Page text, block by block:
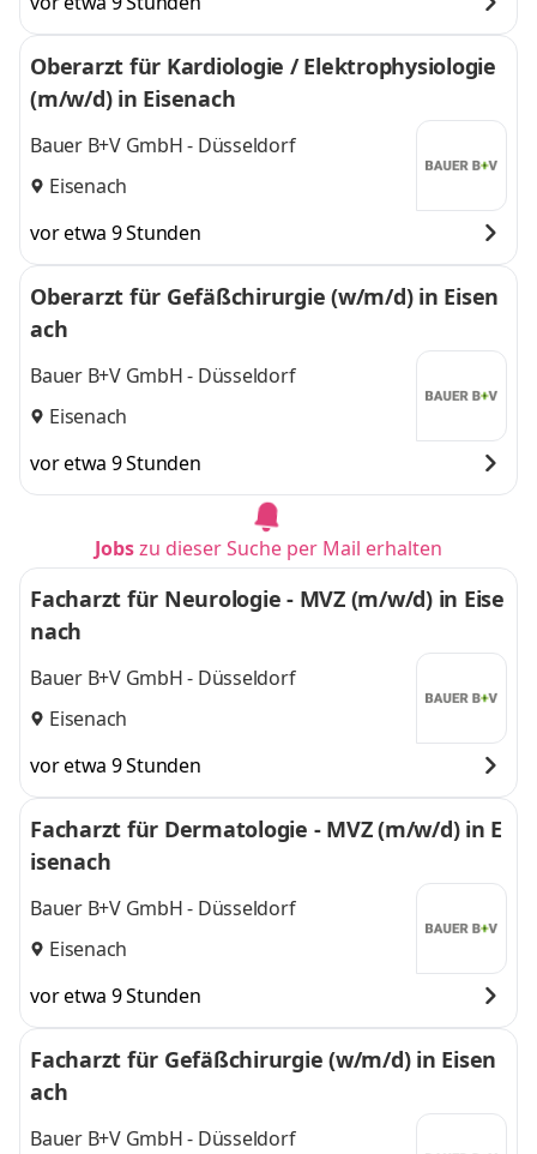
Oberarzt für Kardiologie / Elektrophysiologie
(m/w/d) in Eisenach
Bauer B+V GmbH - Düsseldorf
Eisenach
vor etwa 9 Stunden
Oberarzt für Gefäßchirurgie (w/m/d) in Eisen
ach
Bauer B+V GmbH - Düsseldorf
Eisenach
vor etwa 9 Stunden
Jobszu dieser Suche per Mail erhalten
Facharzt für Neurologie - MVZ (m/w/d) in Eise
nach
Bauer B+V GmbH - Düsseldorf
Eisenach
vor etwa 9 Stunden
Facharzt für Dermatologie - MVZ (m/w/d) in E
isenach
Bauer B+V GmbH - Düsseldorf
Eisenach
vor etwa 9 Stunden
Facharzt für Gefäßchirurgie (w/m/d) in Eisen
ach
Bauer B+V GmbH - Düsseldorf